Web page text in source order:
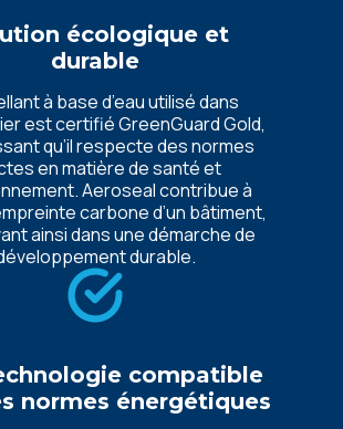
écologique et
durable
à base d’eau utilisé dans
est certifié GreenGuard Gold,
qu’il respecte des normes
en matière de santé et
Aeroseal contribue à
carbone d’un bâtiment,
ainsi dans une démarche de
durable.
compatible
normes énergétiques